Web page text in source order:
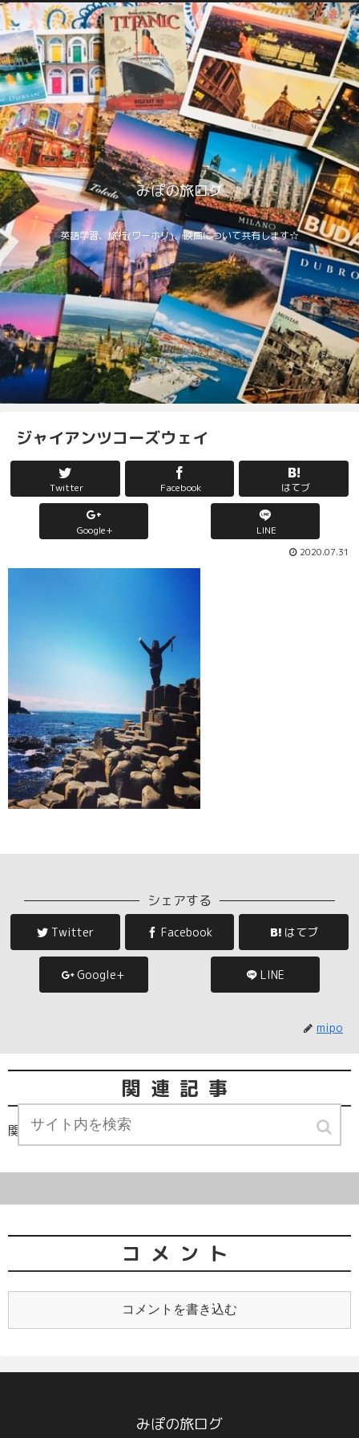
みぽの旅ログ
英語学習、旅行(ワーホリ)、映画について共有します☆
ジャイアンツコーズウェイ
Twitter Facebook はてブ
Google+ LINE
2020.07.31
シェアする
Twitter Facebook はてブ
Google+ LINE
mipo
関連記事
関連記事は見つかりませんでした。
コメント
コメントを書き込む
みぽの旅ログ